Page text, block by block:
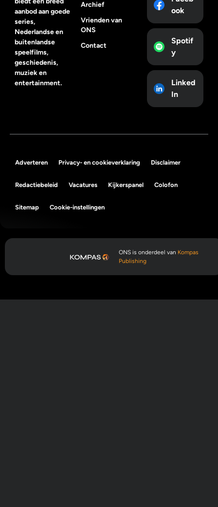
aanbod aan goede
series,
Nederlandse en
buitenlandse
speelfilms,
geschiedenis,
muziek en
entertainment.
Archief
Vrienden van
ONS
Contact
ook
Spotif
y
Linked
In
Adverteren Privacy- en cookieverklaring Disclaimer
Redactiebeleid Vacatures Kijkerspanel Colofon
Sitemap Cookie-instellingen
ONS is onderdeel van Kompas
Publishing